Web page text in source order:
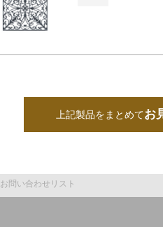
上記製品をまとめてお
お問い合わせリスト